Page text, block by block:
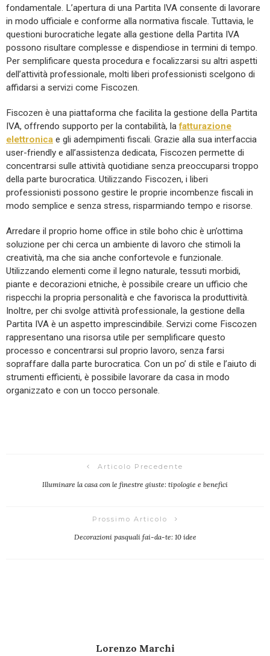
fondamentale. L’apertura di una Partita IVA consente di lavorare
in modo ufficiale e conforme alla normativa fiscale. Tuttavia, le
questioni burocratiche legate alla gestione della Partita IVA
possono risultare complesse e dispendiose in termini di tempo.
Per semplificare questa procedura e focalizzarsi su altri aspetti
dell’attività professionale, molti liberi professionisti scelgono di
affidarsi a servizi come Fiscozen.
Fiscozen è una piattaforma che facilita la gestione della Partita
IVA, offrendo supporto per la contabilità, lafatturazione
elettronica e gli adempimenti fiscali. Grazie alla sua interfaccia
user-friendly e all’assistenza dedicata, Fiscozen permette di
concentrarsi sulle attività quotidiane senza preoccuparsi troppo
della parte burocratica. Utilizzando Fiscozen, i liberi
professionisti possono gestire le proprie incombenze fiscali in
modo semplice e senza stress, risparmiando tempo e risorse.
Arredare il proprio home office in stile boho chic è un’ottima
soluzione per chi cerca un ambiente di lavoro che stimoli la
creatività, ma che sia anche confortevole e funzionale.
Utilizzando elementi come il legno naturale, tessuti morbidi,
piante e decorazioni etniche, è possibile creare un ufficio che
rispecchi la propria personalità e che favorisca la produttività.
Inoltre, per chi svolge attività professionale, la gestione della
Partita IVA è un aspetto imprescindibile. Servizi come Fiscozen
rappresentano una risorsa utile per semplificare questo
processo e concentrarsi sul proprio lavoro, senza farsi
sopraffare dalla parte burocratica. Con un po’ di stile e l’aiuto di
strumenti efficienti, è possibile lavorare da casa in modo
organizzato e con un tocco personale.
Articolo Precedente
Illuminare la casa con le finestre giuste: tipologie e benefici
Prossimo Articolo
Decorazioni pasquali fai-da-te: 10 idee
Lorenzo Marchi